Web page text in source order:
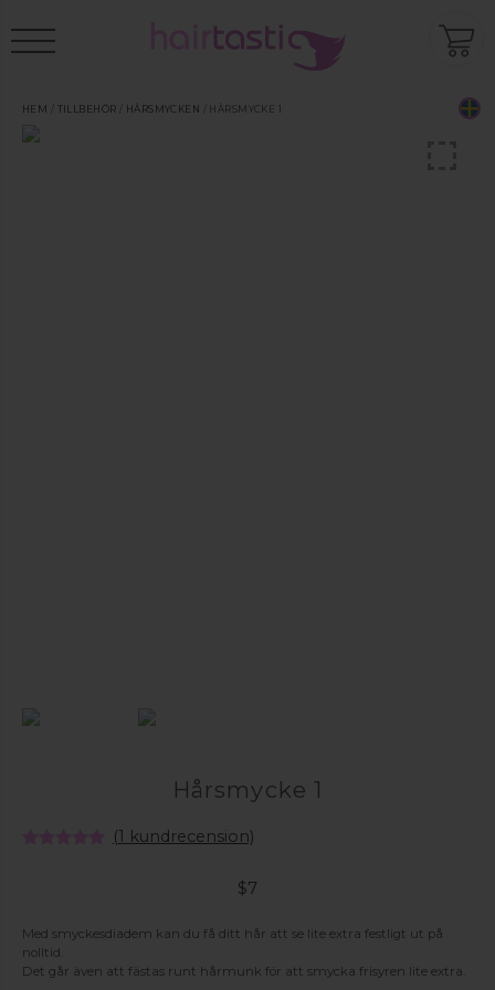
HEM TILLBEHÖR HÅRSMYCKEN / HÅRSMYCKE 1
Hårsmycke 1
(1 kundrecension)
$7
Med smyckesdiadem kan du få ditt hår att se lite extra festligt ut på
nolltid.
Det går även att fästas runt hårmunk för att smycka frisyren lite extra.